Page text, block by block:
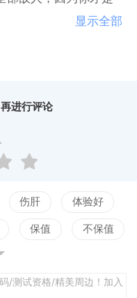
础，设计了刺激并具
球遭遇流星雨撞
凰率先重生，然而
，他们先后救出了其
，大地凤凰和幽灵
共需要经历100场极
显示全部
进行评论
伤肝 体验好
保值 不保值
/测试资格/精美周边！加入